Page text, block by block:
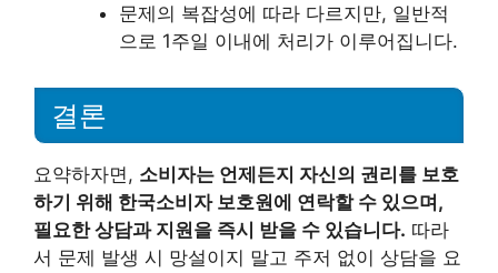
문제의 복잡성에 따라 다르지만, 일반적
으로 1주일 이내에 처리가 이루어집니다.
결론
요약하자면, 소비자는 언제든지 자신의 권리를 보호
하기 위해 한국소비자 보호원에 연락할 수 있으며,
필요한 상담과 지원을 즉시 받을 수 있습니다. 따라
서 문제 발생 시 망설이지 말고 주저 없이 상담을 요